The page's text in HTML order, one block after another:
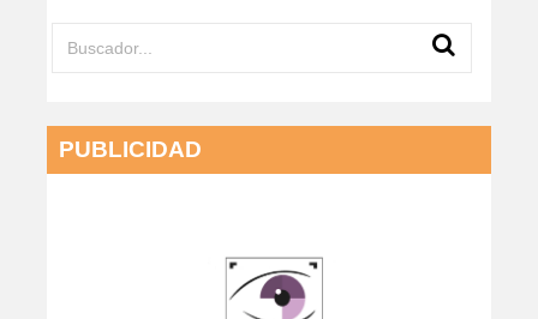
PUBLICIDAD